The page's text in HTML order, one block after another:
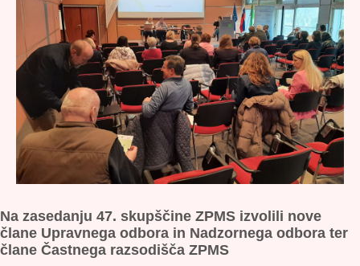
Na zasedanju 47. skupščine ZPMS izvolili nove
člane Upravnega odbora in Nadzornega odbora ter
člane Častnega razsodišča ZPMS